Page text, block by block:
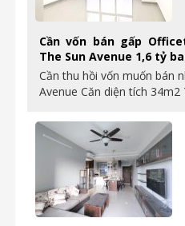
Cần vốn bán gấp
The Sun Avenue 1,6 tỷ
Cần thu hồi vốn muốn bán
Avenue Căn diện tích